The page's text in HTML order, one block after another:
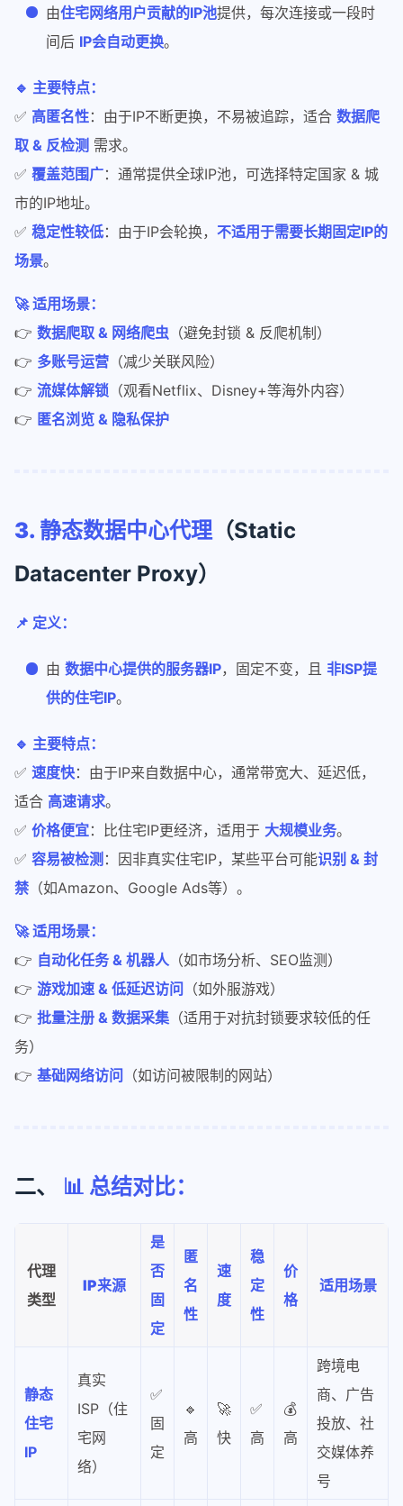
由住宅网络用户贡献的IP池提供，每次连接或一段时
间后 IP会自动更换。
🔹 主要特点：
✅ 高匿名性：由于IP不断更换，不易被追踪，适合 数据爬
取 & 反检测 需求。
✅ 覆盖范围广：通常提供全球IP池，可选择特定国家 & 城
市的IP地址。
✅ 稳定性较低：由于IP会轮换， 不适用于需要长期固定IP的
场景。
🚀 适用场景：
👉 数据爬取 & 网络爬虫 （避免封锁 & 反爬机制）
👉 多账号运营 （减少关联风险）
👉 流媒体解锁 （观看Netflix、Disney+等海外内容）
👉 匿名浏览 & 隐私保护
3. 静态数据中心代理 （Static
Datacenter Proxy）
📌 定义：
由数据中心提供的服务器IP，固定不变，且 非ISP提
供的住宅IP。
🔹 主要特点：
✅ 速度快：由于IP来自数据中心，通常带宽大、延迟低，
适合 高速请求。
✅ 价格便宜：比住宅IP更经济，适用于 大规模业务。
✅ 容易被检测 ：因非真实住宅IP，某些平台可能识别 & 封
禁 （如Amazon、Google Ads等）。
🚀 适用场景：
👉 自动化任务 & 机器人 （如市场分析、SEO监测）
👉 游戏加速 & 低延迟访问 （如外服游戏）
👉 批量注册 & 数据采集 （适用于对抗封锁要求较低的任
务）
👉 基础网络访问 （如访问被限制的网站）
二、 📊 总结对比：
代理
类型
IP来源
是
否
固
定
匿
名
性
速
度
稳
定
性
价
格
适用场景
静态
住宅
IP
真实
ISP（住
宅网
络）
✅
固
定
🔹
高
🚀
快
✅
高
💰
高
跨境电
商、广告
投放、社
交媒体养
号